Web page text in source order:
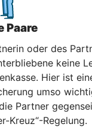
Paare
oder des
keine
Hier ist
umso
Partner
Kreuz“-Regelung.